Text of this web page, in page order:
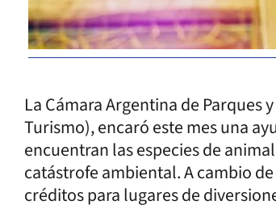
La Cámara Argentina de Parques
Turismo), encaró este mes una
encuentran las especies de
catástrofe ambiental. A cambio
créditos para lugares de